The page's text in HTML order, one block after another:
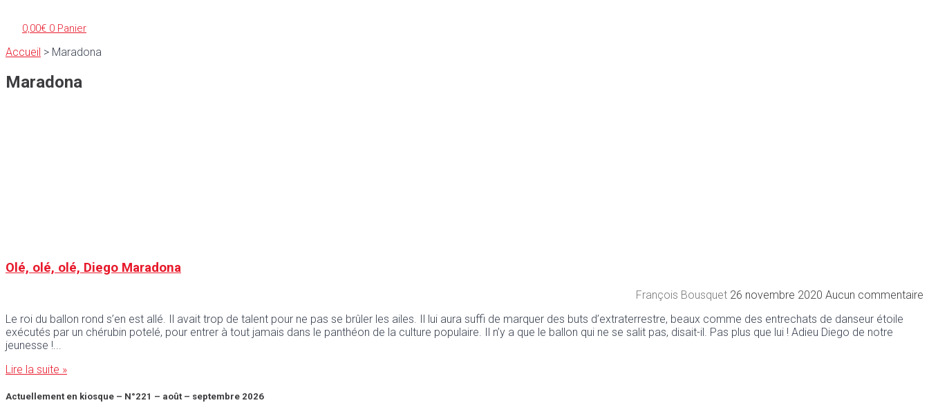
0,00€ 0 Panier
Accueil > Maradona
Maradona
Olé, olé, olé, Diego Maradona
François Bousquet 26 novembre 2020 Aucun commentaire
Le roi du ballon rond s’en est allé. Il avait trop de talent pour ne pas se brûler les ailes. Il lui aura suffi de marquer des buts d’extraterrestre, beaux comme des entrechats de danseur étoile
exécutés par un chérubin potelé, pour entrer à tout jamais dans le panthéon de la culture populaire. Il n’y a que le ballon qui ne se salit pas, disait-il. Pas plus que lui ! Adieu Diego de notre
jeunesse !
Lire la suite »
Actuellement en kiosque – N°221 – août – septembre 2026